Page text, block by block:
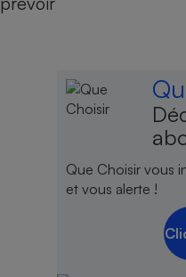
Que Choisir vous
et vous alerte !